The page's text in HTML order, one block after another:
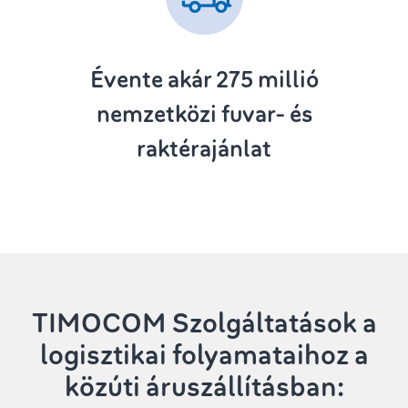
Évente akár 275 millió
nemzetközi fuvar- és
raktérajánlat
TIMOCOM Szolgáltatásoka
logisztikai folyamataihoz a
közúti áruszállításban: